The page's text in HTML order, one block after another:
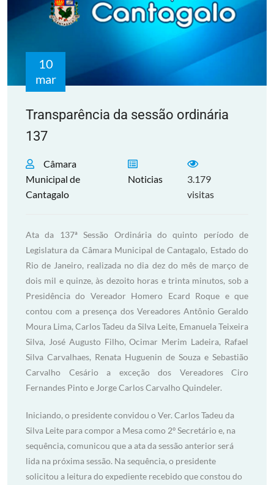
10
mar
Transparência da sessão ordinária
137
Câmara
Municipal de
Cantagalo
Noticias
3.179
visitas
Ata da 137ª Sessão Ordinária do quinto período de
Legislatura da Câmara Municipal de Cantagalo, Estado do
Rio de Janeiro, realizada no dia dez do mês de março de
dois mil e quinze, às dezoito horas e trinta minutos, sob a
Presidência do Vereador Homero Ecard Roque e que
contou com a presença dos Vereadores Antônio Geraldo
Moura Lima, Carlos Tadeu da Silva Leite, Emanuela Teixeira
Silva, José Augusto Filho, Ocimar Merim Ladeira, Rafael
Silva Carvalhaes, Renata Huguenin de Souza e Sebastião
Carvalho Cesário a exceção dos Vereadores Ciro
Fernandes Pinto e Jorge Carlos Carvalho Quindeler.
Iniciando, o presidente convidou o Ver. Carlos Tadeu da
Silva Leite para compor a Mesa como 2º Secretário e, na
sequência, comunicou que a ata da sessão anterior será
lida na próxima sessão. Na sequência, o presidente
solicitou a leitura do expediente recebido que constou do